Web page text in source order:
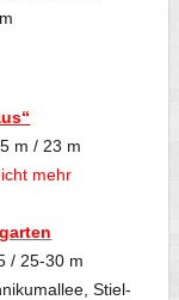
m / 23 m
mehr
/ 25-30 m
Stiel-